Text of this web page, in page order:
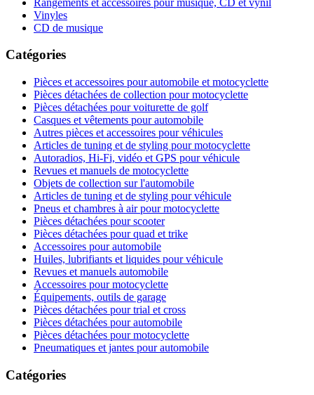
Vinyles
CD de musique
Catégories
Pièces et accessoires pour automobile et motocyclette
Pièces détachées de collection pour motocyclette
Pièces détachées pour voiturette de golf
Casques et vêtements pour automobile
Autres pièces et accessoires pour véhicules
Articles de tuning et de styling pour motocyclette
Autoradios, Hi-Fi, vidéo et GPS pour véhicule
Revues et manuels de motocyclette
Objets de collection sur l'automobile
Articles de tuning et de styling pour véhicule
Pneus et chambres à air pour motocyclette
Pièces détachées pour scooter
Pièces détachées pour quad et trike
Accessoires pour automobile
Huiles, lubrifiants et liquides pour véhicule
Revues et manuels automobile
Accessoires pour motocyclette
Équipements, outils de garage
Pièces détachées pour trial et cross
Pièces détachées pour automobile
Pièces détachées pour motocyclette
Pneumatiques et jantes pour automobile
Catégories